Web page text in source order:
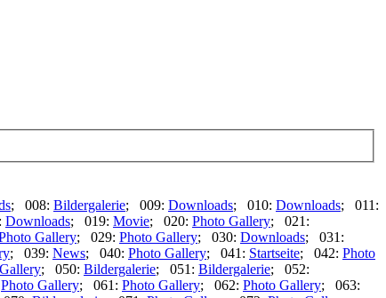
; 008: Bildergalerie; 009: Downloads; 010: Downloads; 011:
Downloads; 019: Movie; 020: Photo Gallery; 021:
Gallery; 029: Photo Gallery; 030: Downloads; 031:
; 039: News; 040: Photo Gallery; 041: Startseite; 042: Photo
; 050: Bildergalerie; 051: Bildergalerie; 052:
Photo Gallery; 061: Photo Gallery; 062: Photo Gallery; 063: